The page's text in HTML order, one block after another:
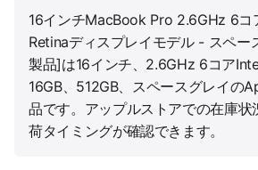
16インチMacBook Pro 2.6GHz 6コ
Retinaディスプレイモデル - スペー
製品]は16インチ、2.6GHz 6コア
16GB、512GB、スペースグレイの
品です。アップルストアでの在庫状
荷タイミングが確認できます。